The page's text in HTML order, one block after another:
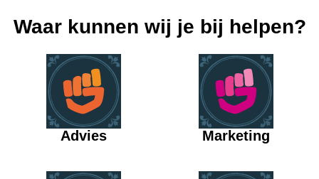
Waar kunnen wij je bij helpen?
Advies Marketing